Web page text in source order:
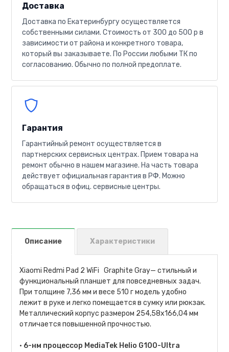
Доставка
Доставка по Екатеринбургу осуществляется
собственными силами. Стоимость от 300 до 500 р в
зависимости от района и конкретного товара,
который вы заказываете. По России любыми ТК по
согласованию. Обычно по полной предоплате.
Гарантия
Гарантийный ремонт осуществляется в
партнерских сервисных центрах. Прием товара на
ремонт обычно в нашем магазине. На часть товара
действует официальная гарантия в РФ. Можно
обращаться в офиц. сервисные центры.
Описание Характеристики
Xiaomi Redmi Pad 2 WiFi Graphite Gray— стильный и
функциональный планшет для повседневных задач.
При толщине 7,36 мм и весе 510 г модель удобно
лежит в руке и легко помещается в сумку или рюкзак.
Металлический корпус размером 254,58х166,04 мм
отличается повышенной прочностью.
• 6-нм процессор MediaTek Helio G100-Ultra